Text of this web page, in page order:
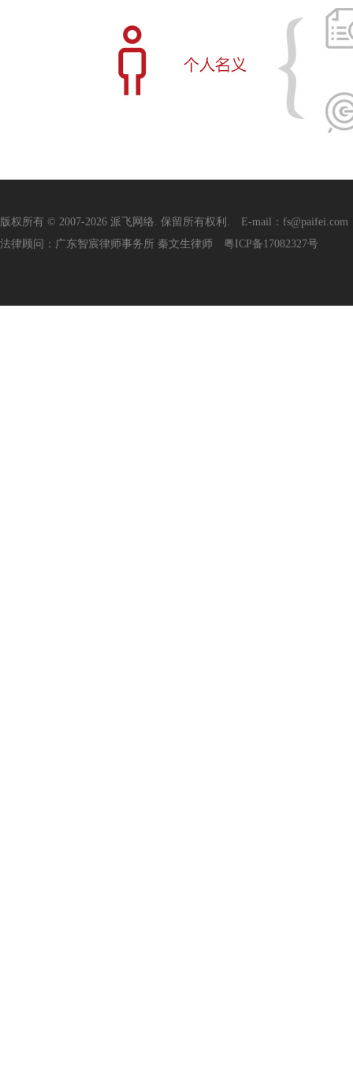
版权所有 © 2007-2026 派飞网络. 保留所有权利. E-mail：fs@paifei.com
法律顾问：广东智宸律师事务所 秦文生律师 粤ICP备17082327号